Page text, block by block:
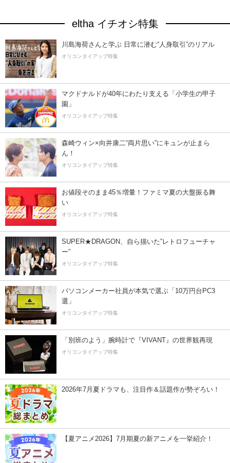
eltha イチオシ特集
川島海荷さんと学ぶ 日常に潜む“人身取引”のリアル
オリコンタイアップ特集
マクドナルドが40年にわたり支える「小学生の甲子
園」
オリコンタイアップ特集
森崎ウィン×向井康二“両片思い”にキュンが止まら
ん！
オリコンタイアップ特集
お値段そのまま45％増量！ファミマ夏の大盤振る舞
い
オリコンタイアップ特集
SUPER★DRAGON、自ら描いた”レトロフューチャ
ー”
オリコンタイアップ特集
パソコンメーカー社員が本気で選ぶ「10万円台PC3
選」
オリコンタイアップ特集
「別班のよう」腕時計で『VIVANT』の世界観再現
オリコンタイアップ特集
2026年7月夏ドラマも、注目作＆話題作が勢ぞろい！
【夏アニメ2026】7月期夏の新アニメを一挙紹介！